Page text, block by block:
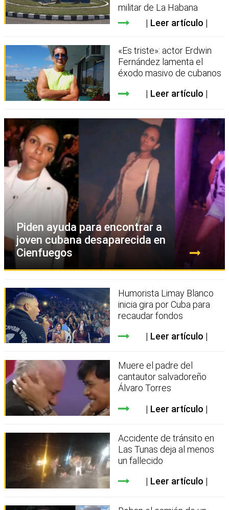
militar de La Habana
Leer artículo
«Es triste»: actor Erdwin
Fernández lamenta el
éxodo masivo de cubanos
Leer artículo
Piden ayuda para encontrar a
joven cubana desaparecida en
Cienfuegos
Humorista Limay Blanco
inicia gira por Cuba para
recaudar fondos
Leer artículo
Muere el padre del
cantautor salvadoreño
Álvaro Torres
Leer artículo
Accidente de tránsito en
Las Tunas deja al menos
un fallecido
Leer artículo